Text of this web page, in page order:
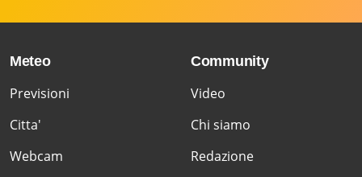
Meteo
Previsioni
Citta'
Webcam
Community
Video
Chi siamo
Redazione